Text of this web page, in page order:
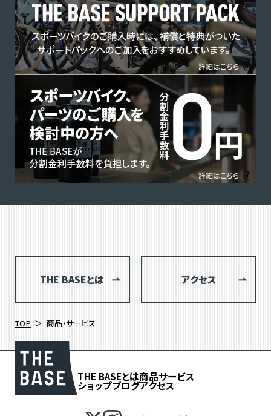
THE BASEとは アクセス
TOP 商品・サービス
THE BASEとは商品サービス
ショップブログアクセス